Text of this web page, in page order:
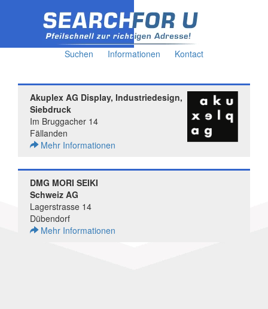
Suchen Informationen Kontact
Akuplex AG Display, Industriedesign,
Siebdruck
Im Bruggacher 14
Fällanden
Mehr Informationen
DMG MORI SEIKI
Schweiz AG
Lagerstrasse 14
Dübendorf
Mehr Informationen